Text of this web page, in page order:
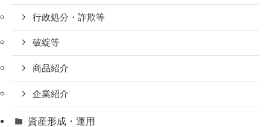
行政処分・詐欺等
破綻等
商品紹介
企業紹介
資産形成・運用